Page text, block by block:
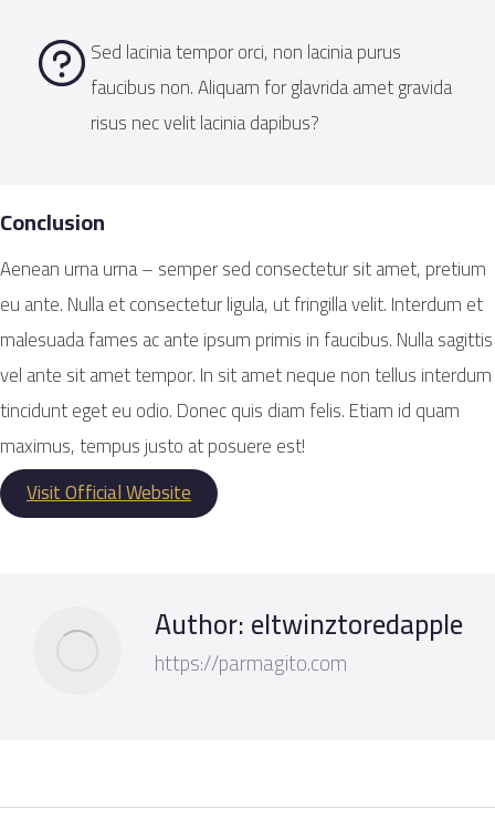
Sed lacinia tempor orci, non lacinia purus
faucibus non. Aliquam for glavrida amet gravida
risus nec velit lacinia dapibus?
Conclusion
Aenean urna urna – semper sed consectetur sit amet, pretium
eu ante. Nulla et consectetur ligula, ut fringilla velit. Interdum et
malesuada fames ac ante ipsum primis in faucibus. Nulla sagittis
vel ante sit amet tempor. In sit amet neque non tellus interdum
tincidunt eget eu odio. Donec quis diam felis. Etiam id quam
maximus, tempus justo at posuere est!
Visit Official Website
Author:eltwinztoredapple
https://parmagito.com